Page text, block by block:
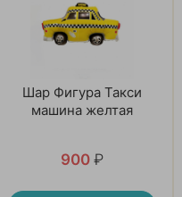
Шар Фигура Такси
машина желтая
900 ₽